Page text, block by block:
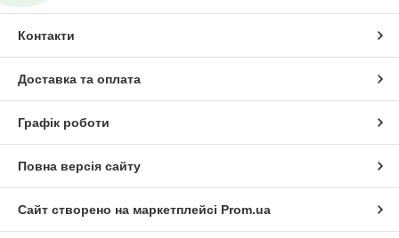
Контакти
Доставка та оплата
Графік роботи
Повна версія сайту
Сайт створено на маркетплейсі Prom.ua